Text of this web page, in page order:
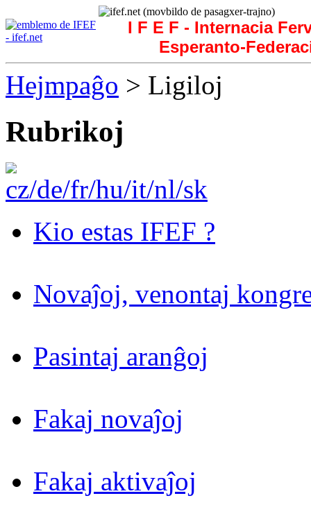
I F E F - Internacia
Esperanto-
Hejmpaĝo > Ligiloj
Rubrikoj
Kio estas IFEF ?
Novaĵoj, venontaj
Pasintaj aranĝoj
Fakaj novaĵoj
Fakaj aktivaĵoj